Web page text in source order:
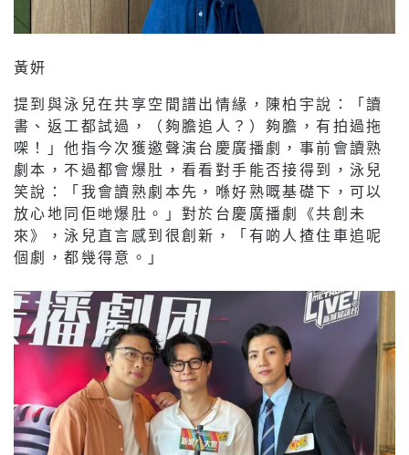
黃妍
提到與泳兒在共享空間譜出情緣，陳柏宇說：「讀
書、返工都試過，（夠膽追人？）夠膽，有拍過拖
㗎！」他指今次獲邀聲演台慶廣播劇，事前會讀熟
劇本，不過都會爆肚，看看對手能否接得到，泳兒
笑說：「我會讀熟劇本先，喺好熟嘅基礎下，可以
放心地同佢哋爆肚。」對於台慶廣播劇《共創未
來》，泳兒直言感到很創新，「有啲人揸住車追呢
個劇，都幾得意。」